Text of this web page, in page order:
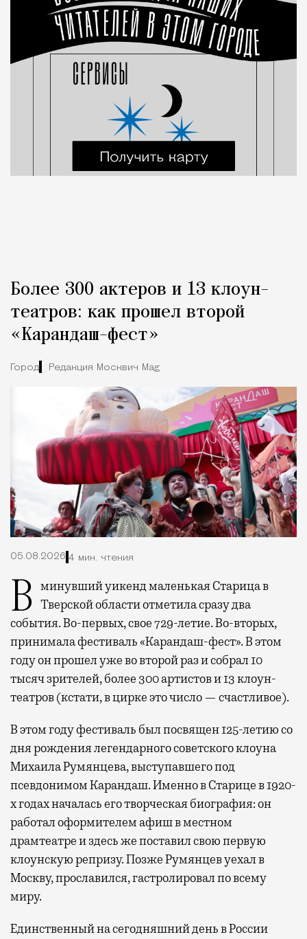
Более 300 актеров и 13 клоун-
театров: как прошел второй
«Карандаш-фест»
Город Редакция Москвич Mag
05.08.2026 4 мин. чтения
В минувший уикенд маленькая Старица в Тверской области отметила сразу два
события. Во-первых, свое 729-летие. Во-вторых,
принимала фестиваль «Карандаш-фест». В этом
году он прошел уже во второй раз и собрал 10
тысяч зрителей, более 300 артистов и 13 клоун-
театров (кстати, в цирке это число — счастливое).
В этом году фестиваль был посвящен 125-летию со
дня рождения легендарного советского клоуна
Михаила Румянцева, выступавшего под
псевдонимом Карандаш. Именно в Старице в 1920-
х годах началась его творческая биография: он
работал оформителем афиш в местном
драмтеатре и здесь же поставил свою первую
клоунскую репризу. Позже Румянцев уехал в
Москву, прославился, гастролировал по всему
миру.
Единственный на сегодняшний день в России